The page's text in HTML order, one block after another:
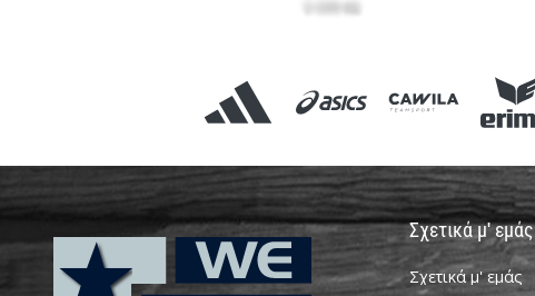
Σχετικά μ' εμάς
Σχετικά μ' εμάς